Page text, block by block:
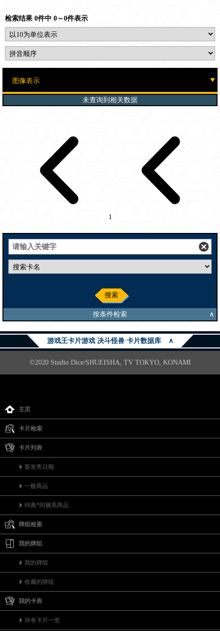
检索结果 0件中 0～0件表示
未查询到相关数据
1
搜索
按条件检索 ∧
游戏王卡片游戏 决斗怪兽 卡片数据库 ∧
©2020 Studio Dice/SHUEISHA, TV TOKYO, KONAMI
主页
卡片检索
卡片列表
新发售日顺
一般商品
特典*同捆系商品
牌组检索
我的牌组
我的牌组
收藏的牌组
我的卡表
持有卡片一览